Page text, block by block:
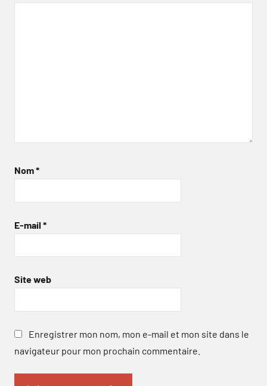
Nom*
E-mail *
Site web
Enregistrer mon nom, mon e-mail et mon site dans le
navigateur pour mon prochain commentaire.